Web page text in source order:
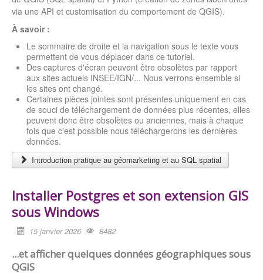
via une API et customisation du comportement de QGIS).
À savoir :
Le sommaire de droite et la navigation sous le texte vous
permettent de vous déplacer dans ce tutoriel.
Des captures d'écran peuvent être obsolètes par rapport
aux sites actuels INSEE/IGN/... Nous verrons ensemble si
les sites ont changé.
Certaines pièces jointes sont présentes uniquement en cas
de souci de téléchargement de données plus récentes, elles
peuvent donc être obsolètes ou anciennes, mais à chaque
fois que c'est possible nous téléchargerons les dernières
données.
Introduction pratique au géomarketing et au SQL spatial
Installer Postgres et son extension GIS
sous Windows
15 janvier 2026 8482
...et afficher quelques données géographiques sous
QGIS